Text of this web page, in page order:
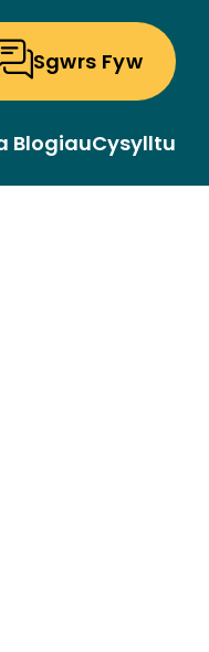
Sgwrs Fyw
BlogiauCysylltu